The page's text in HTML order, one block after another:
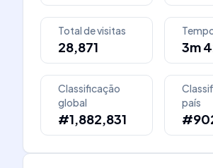
Total de visitas
28,871 3m
Classificação
global
#1,882,831
país